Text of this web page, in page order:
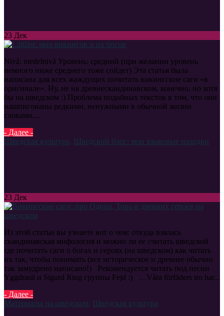
23 Дек
Nivå: medelnivå Уровень: средний (при желании уровень
немного ниже среднего тоже сойдет) Эта статья была
написана для всех жаждущих почитать викингские саги «в
оригинале». Ну, не на древнескандинавском, конечно, но хотя
бы на шведском :) Проблема подобных текстов в том, что они
нашпигованы редкими, ненужными в обычной жизни
словами,...
- Далее -
Шведская культура, Шведский блог: мои языковые находки
23 Дек
Из этой статьи вы узнаете вот о чем: откуда взялась
скандинавская мифология и можно ли ее считать шведской
где почитать саги о богах и героях (на шведском) как читать
их так, чтобы понимать (все историческое и древнее обычно
так замудрено написано!) Рекомендуется читать под песни
Yggdrasil и Sigurd Ring группы Fejd :) …Våra förfäders tro har...
- Далее -
Материалы на шведском, Шведская культура